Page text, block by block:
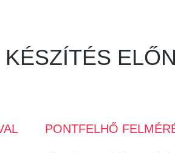
PONTFELHŐ